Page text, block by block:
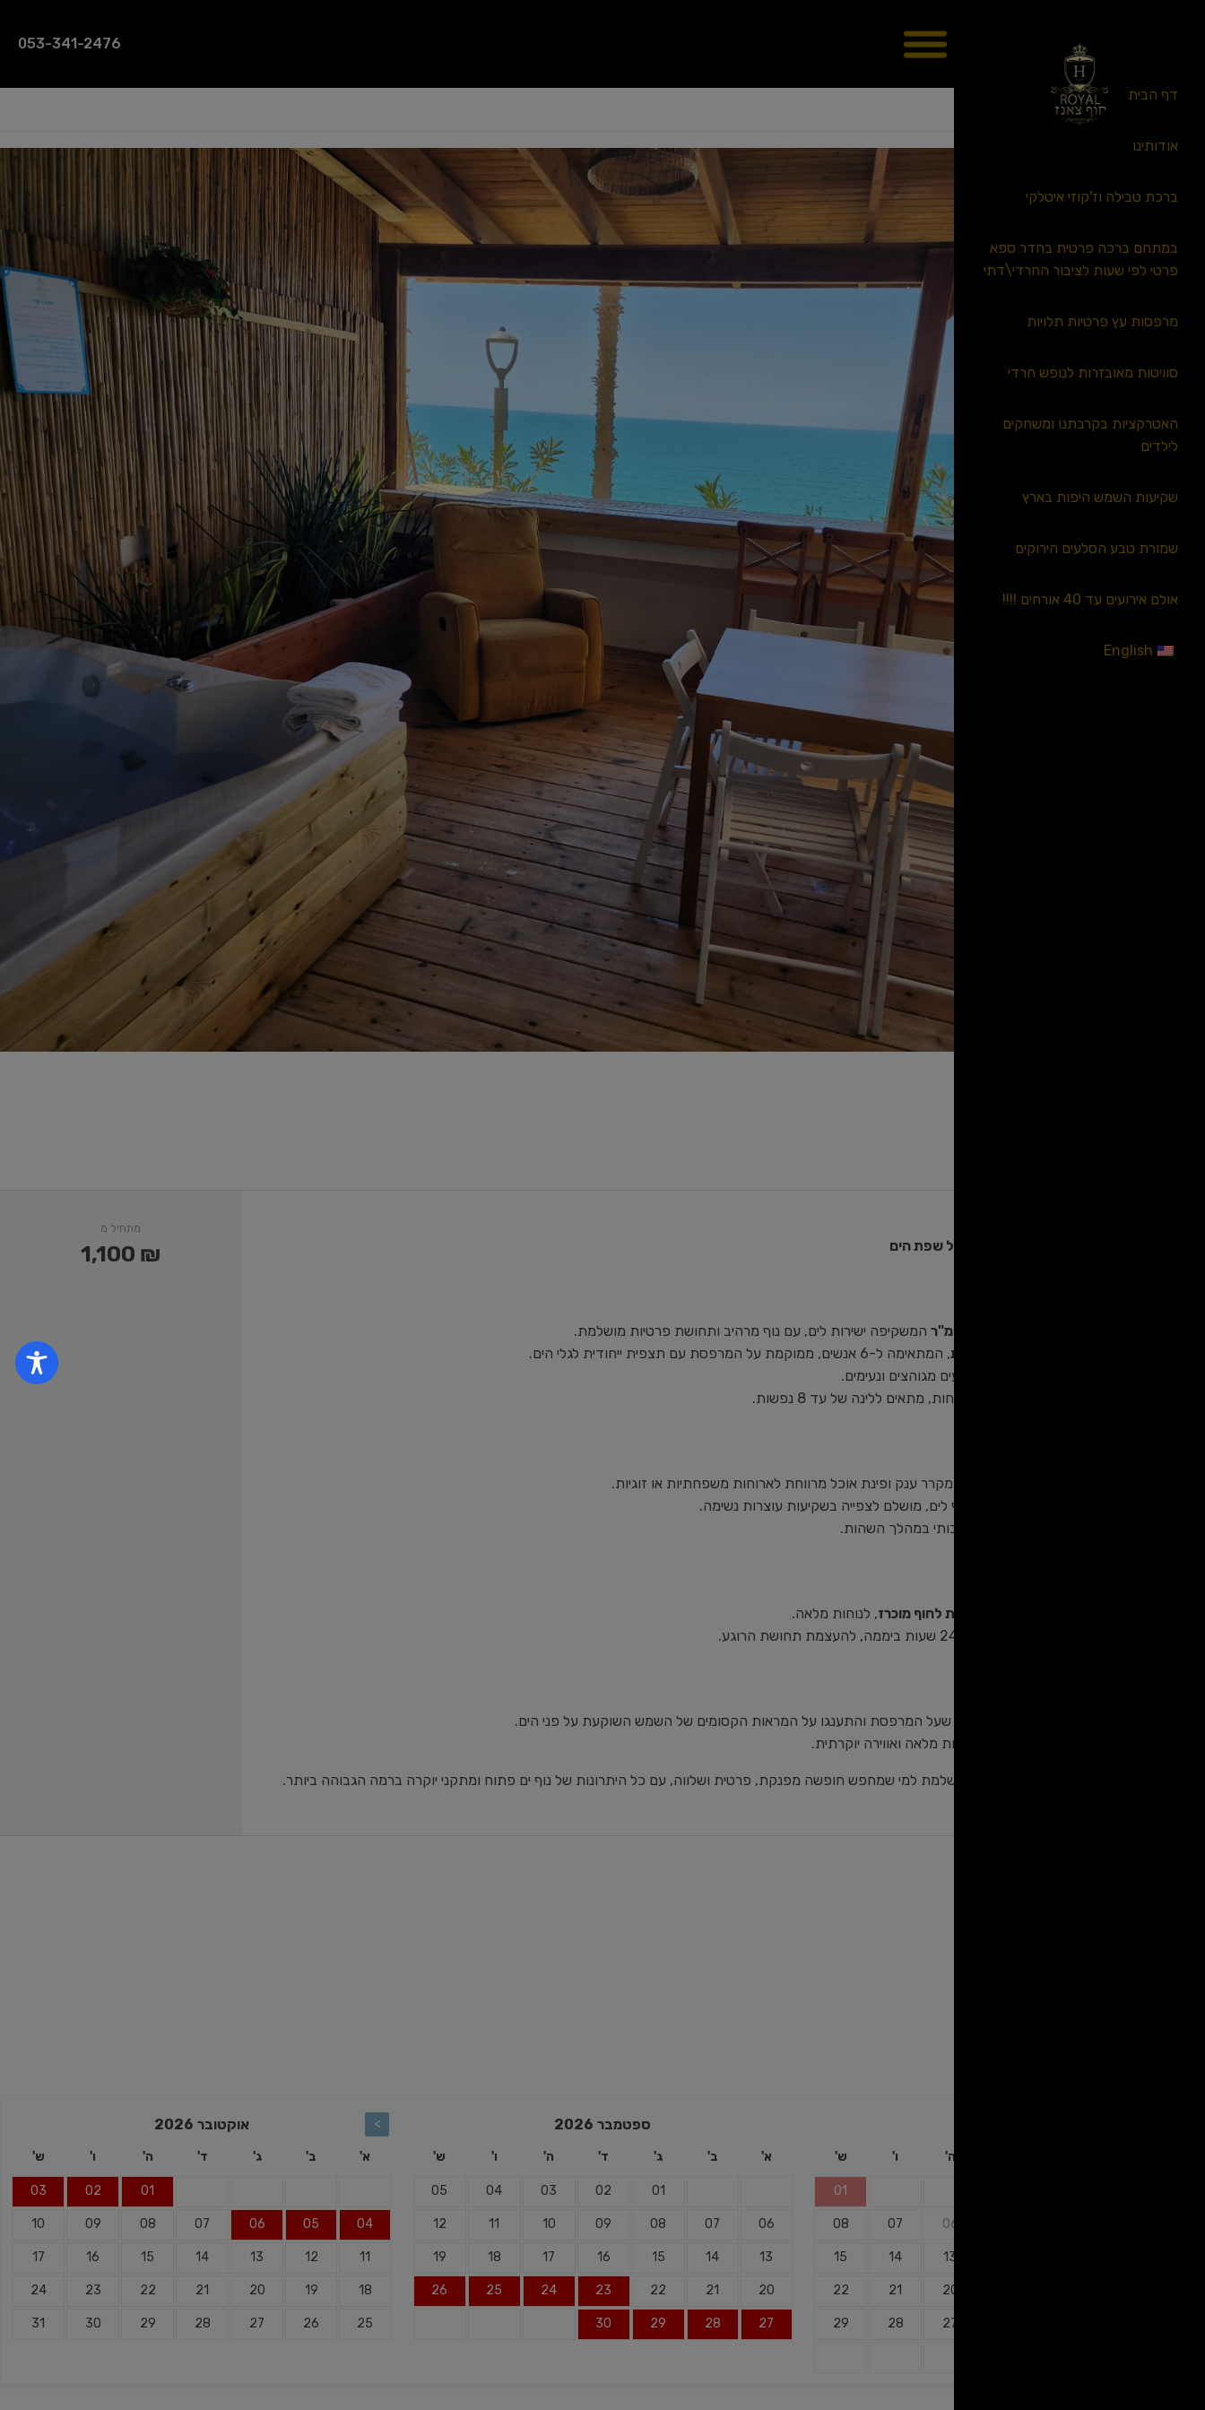
דף הבית
אודותינו
ברכת טבילה וז'קוזי איטלקי
במתחם ברכה פרטית בחדר ספא
פרטי לפי שעות לציבור החרדי\דתי
מרפסות עץ פרטיות תלויות
סוויטות מאובזרות לנופש חרדי
האטרקציות בקרבתנו ומשחקים
לילדים
שקיעות השמש היפות בארץ
שמורת טבע הסלעים הירוקים
אולם אירועים עד 40 אורחים !!!!
English
053-341-2476
סוויטת שירת מרים
סוויטת שירת מרים – יוקרה ושלווה על שפת הים
המשקיפה ישירות לים, עם נוף מרהיב ותחושת פרטיות מושלמת.
בריכת טבילה מחוממת פרטית, המתאימה ל-6 אנשים, ממוקמת על המרפסת עם תצפית ייחודית לגלי הים.
עם מצעים מגוהצים ונעימים.
עם שתי ספות נפתחות, מתאים ללינה של עד 8 נפשות.
הכולל מקרר ענק ופינת אוכל מרווחת לארוחות משפחתיות או זוגיות.
עם נוף לים, מושלם לצפייה בשקיעות עוצרות נשימה.
, להנאה ובילוי איכותי במהלך השהות.
ישירות לחוף מוכרז, לנוחות מלאה.
: שבו בג'קוזי שעל המרפסת והתענגו על המראות הקסומים של השמש השוקעת על פני הים.
, להבטחת פרטיות מלאה ואווירה יוקרתית.
היא הבחירה המושלמת למי שמחפש חופשה מפנקת, פרטית ושלווה, עם כל היתרונות של נוף ים פתוח ומתקני יוקרה ברמה הגבוהה ביותר.
מתחיל מ
₪
1,100
ה' ו' ש'
01
06
07
08
13
14
15
20
21
22
27
28
29
ספטמבר 2026
א' ב' ג' ד' ה' ו' ש'
01
02
03
04
05
06
07
08
09
10
11
12
13
14
15
16
17
18
19
20
21
22
23
24
25
26
27
28
29
30
אוקטובר 2026 >
א' ב' ג' ד' ה' ו' ש'
01
02
03
04
05
06
07
08
09
10
11
12
13
14
15
16
17
18
19
20
21
22
23
24
25
26
27
28
29
30
31